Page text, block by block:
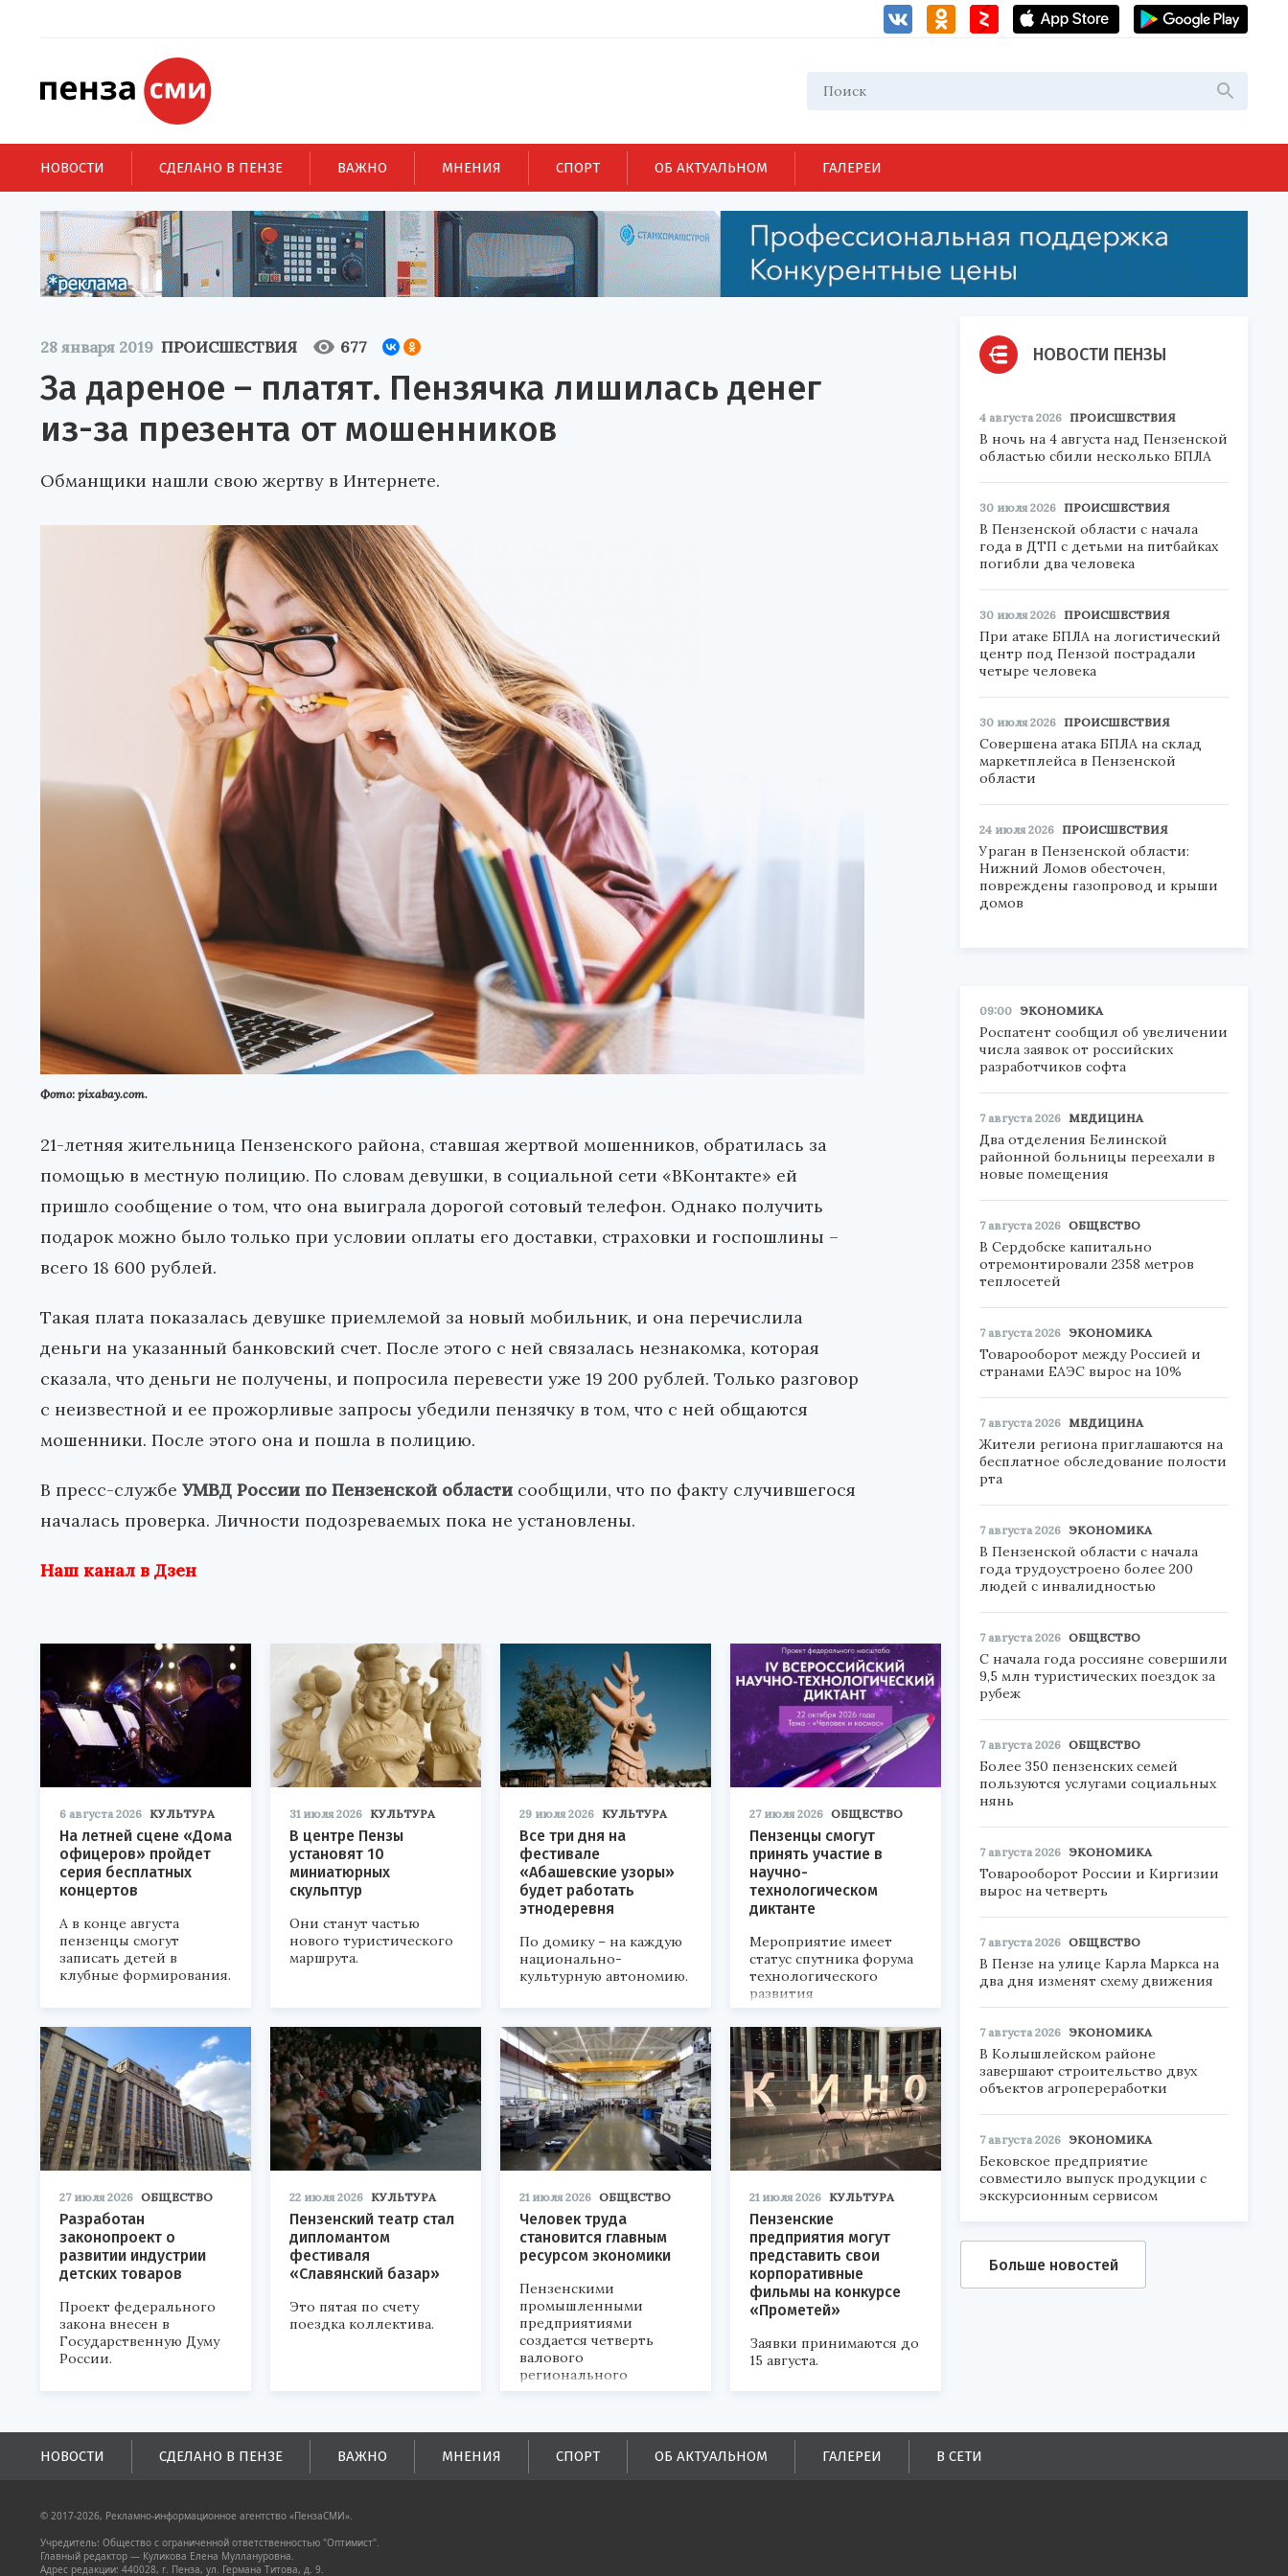
НОВОСТИ СДЕЛАНО В ПЕНЗЕ ВАЖНО МНЕНИЯ СПОРТ ОБ АКТУАЛЬНОМ ГАЛЕРЕИ
28 января 2019 ПРОИСШЕСТВИЯ 677
За дареное – платят. Пензячка лишилась денег
из-за презента от мошенников
Обманщики нашли свою жертву в Интернете.
Фото: pixabay.com.
21-летняя жительница Пензенского района, ставшая жертвой мошенников, обратилась за
помощью в местную полицию. По словам девушки, в социальной сети «ВКонтакте» ей
пришло сообщение о том, что она выиграла дорогой сотовый телефон. Однако получить
подарок можно было только при условии оплаты его доставки, страховки и госпошлины –
всего 18 600 рублей.
Такая плата показалась девушке приемлемой за новый мобильник, и она перечислила
деньги на указанный банковский счет. После этого с ней связалась незнакомка, которая
сказала, что деньги не получены, и попросила перевести уже 19 200 рублей. Только разговор
с неизвестной и ее прожорливые запросы убедили пензячку в том, что с ней общаются
мошенники. После этого она и пошла в полицию.
В пресс-службе УМВД России по Пензенской области сообщили, что по факту случившегося
началась проверка. Личности подозреваемых пока не установлены.
Наш канал в Дзен
6 августа 2026 КУЛЬТУРА
На летней сцене «Дома
офицеров» пройдет
серия бесплатных
концертов
А в конце августа
пензенцы смогут
записать детей в
клубные формирования.
31 июля 2026 КУЛЬТУРА
В центре Пензы
установят 10
миниатюрных
скульптур
Они станут частью
нового туристического
маршрута.
29 июля 2026 КУЛЬТУРА
Все три дня на
фестивале
«Абашевские узоры»
будет работать
этнодеревня
По домику – на каждую
национально-
культурную автономию.
27 июля 2026 ОБЩЕСТВО
Пензенцы смогут
принять участие в
научно-
технологическом
диктанте
Мероприятие имеет
статус спутника форума
технологического
развития
«Технопром-2026».
27 июля 2026 ОБЩЕСТВО
Разработан
законопроект о
развитии индустрии
детских товаров
Проект федерального
закона внесен в
Государственную Думу
России.
22 июля 2026 КУЛЬТУРА
Пензенский театр стал
дипломантом
фестиваля
«Славянский базар»
Это пятая по счету
поездка коллектива.
21 июля 2026 ОБЩЕСТВО
Человек труда
становится главным
ресурсом экономики
Пензенскими
промышленными
предприятиями
создается четверть
валового
регионального
продукта и
поступлений в
бюджеты всех уровней.
21 июля 2026 КУЛЬТУРА
Пензенские
предприятия могут
представить свои
корпоративные
фильмы на конкурсе
«Прометей»
Заявки принимаются до
15 августа.
НОВОСТИ ПЕНЗЫ
4 августа 2026 ПРОИСШЕСТВИЯ
В ночь на 4 августа над Пензенской
областью сбили несколько БПЛА
30 июля 2026 ПРОИСШЕСТВИЯ
В Пензенской области с начала
года в ДТП с детьми на питбайках
погибли два человека
30 июля 2026 ПРОИСШЕСТВИЯ
При атаке БПЛА на логистический
центр под Пензой пострадали
четыре человека
30 июля 2026 ПРОИСШЕСТВИЯ
Совершена атака БПЛА на склад
маркетплейса в Пензенской
области
24 июля 2026 ПРОИСШЕСТВИЯ
Ураган в Пензенской области:
Нижний Ломов обесточен,
повреждены газопровод и крыши
домов
09:00 ЭКОНОМИКА
Роспатент сообщил об увеличении
числа заявок от российских
разработчиков софта
7 августа 2026 МЕДИЦИНА
Два отделения Белинской
районной больницы переехали в
новые помещения
7 августа 2026 ОБЩЕСТВО
В Сердобске капитально
отремонтировали 2358 метров
теплосетей
7 августа 2026 ЭКОНОМИКА
Товарооборот между Россией и
странами ЕАЭС вырос на 10%
7 августа 2026 МЕДИЦИНА
Жители региона приглашаются на
бесплатное обследование полости
рта
7 августа 2026 ЭКОНОМИКА
В Пензенской области с начала
года трудоустроено более 200
людей с инвалидностью
7 августа 2026 ОБЩЕСТВО
С начала года россияне совершили
9,5 млн туристических поездок за
рубеж
7 августа 2026 ОБЩЕСТВО
Более 350 пензенских семей
пользуются услугами социальных
нянь
7 августа 2026 ЭКОНОМИКА
Товарооборот России и Киргизии
вырос на четверть
7 августа 2026 ОБЩЕСТВО
В Пензе на улице Карла Маркса на
два дня изменят схему движения
7 августа 2026 ЭКОНОМИКА
В Колышлейском районе
завершают строительство двух
объектов агропереработки
7 августа 2026 ЭКОНОМИКА
Бековское предприятие
совместило выпуск продукции с
экскурсионным сервисом
Больше новостей
НОВОСТИ СДЕЛАНО В ПЕНЗЕ ВАЖНО МНЕНИЯ СПОРТ ОБ АКТУАЛЬНОМ ГАЛЕРЕИ В СЕТИ
© 2017-2026, Рекламно-информационное агентство «ПензаСМИ».
Учредитель: Общество с ограниченной ответственностью "Оптимист".
Главный редактор — Куликова Елена Муллануровна.
Адрес редакции: 440028, г. Пенза, ул. Германа Титова, д. 9.